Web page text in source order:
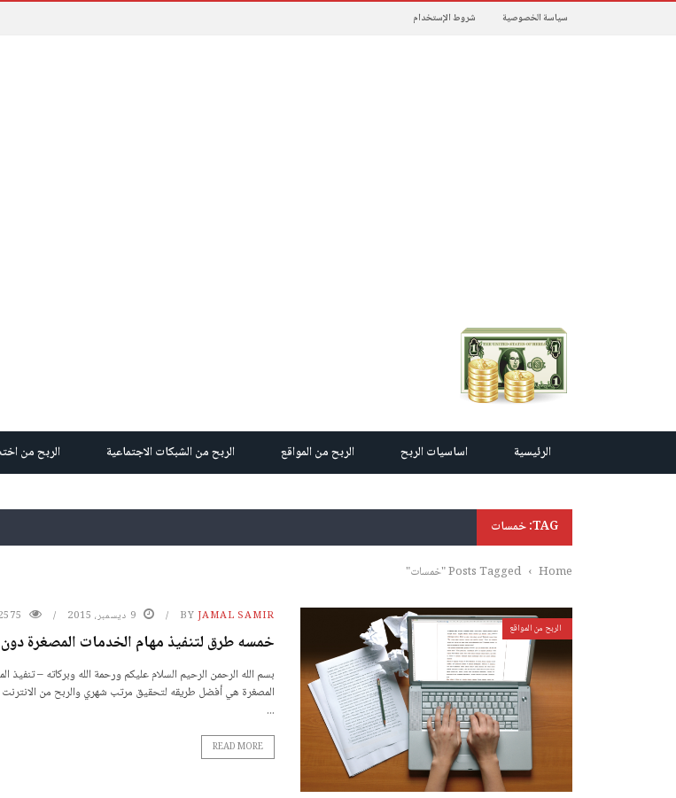
سياسة الخصوصية شروط الإستخدام
الرئيسية اساسيات الربح الربح من المواقع الربح من الشبكات الاجتماعية الربح من
TAG: خمسات
Home
› Posts Tagged "خمسات"
الربح من المواقع
BYJAMAL SAMIR 9 ديسمبر، 2015
خمسه طرق لتنفيذ مهام الخدمات المصغرة
بسم الله الرحمن الرحيم السلام عليكم ورحمة الله وبركاته – تنفيذ
المصغرة هي أفضل طريقه لتحقيق مرتب شهري والربح من
...
READ MORE